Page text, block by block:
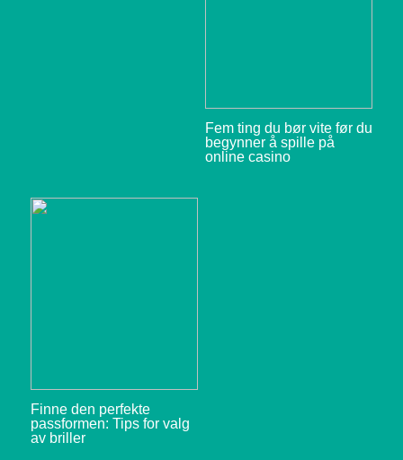
Fem ting du bør vite før du
begynner å spille på
online casino
Finne den perfekte
passformen: Tips for valg
av briller